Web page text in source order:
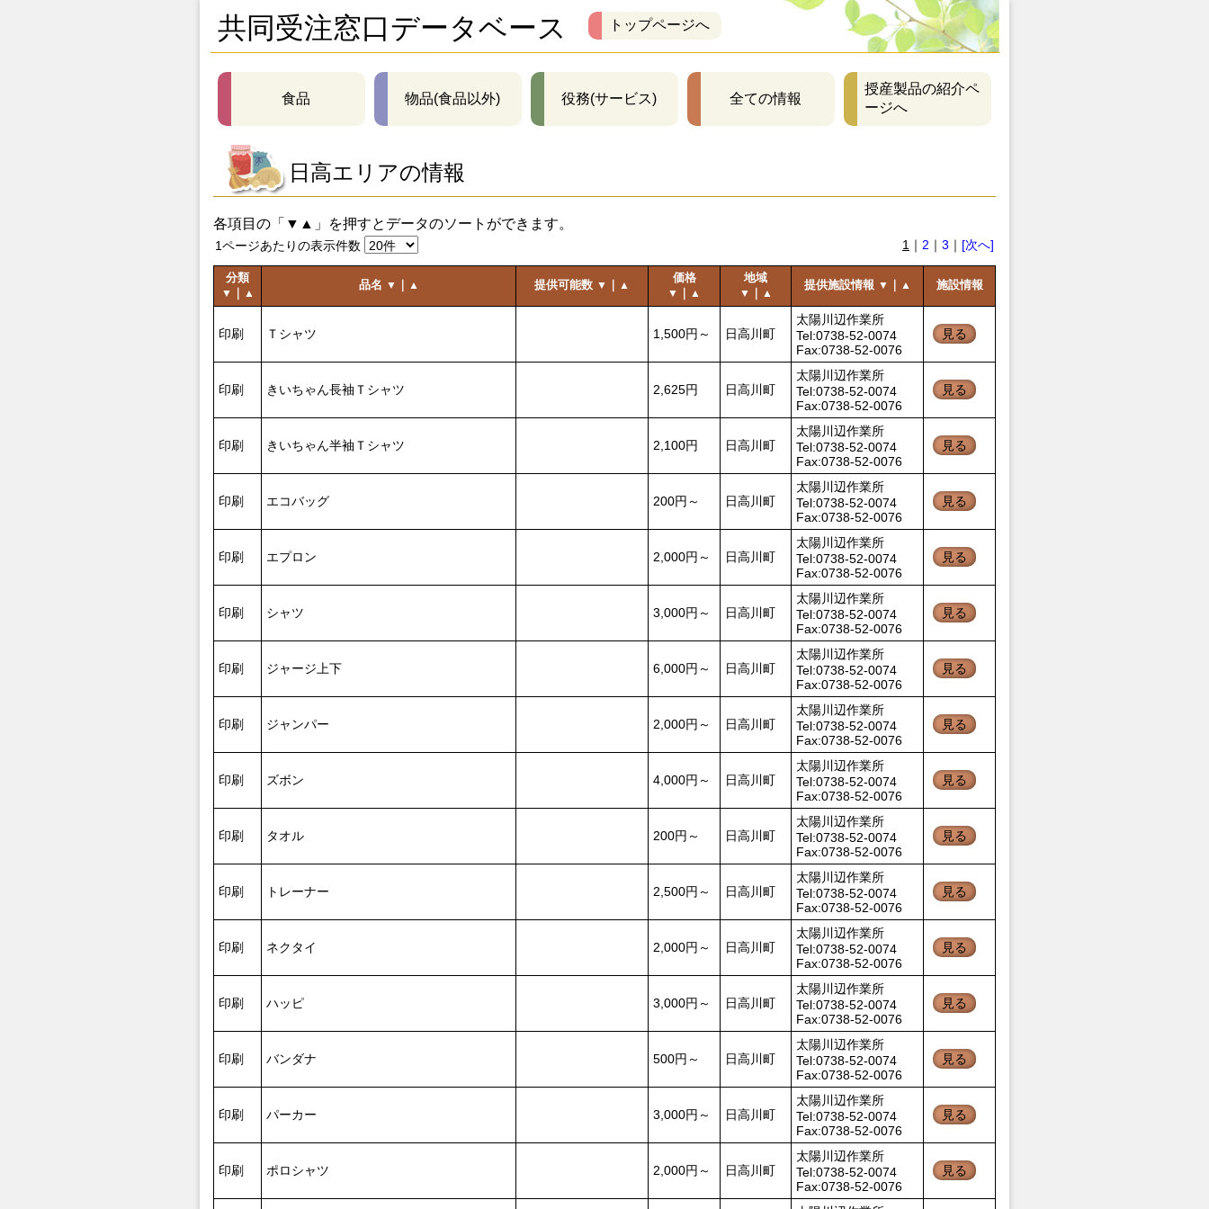
共同受注窓口データベース トップページへ
食品 物品(食品以外) 役務(サービス) 全ての情報
授産製品の紹介ペ
ージへ
日高エリアの情報
各項目の「▼▲」を押すとデータのソートができます。
1ページあたりの表示件数 1 ｜ 2 ｜ 3 ｜ [次へ]
分類
▼ ▲
品名 ▼ ▲ 提供可能数 ▼ ▲
価格
▼ ▲
地域
▼ ▲
提供施設情報 ▼ ▲ 施設情報
印刷 Ｔシャツ 1,500円～ 日高川町
太陽川辺作業所
Tel:0738-52-0074
Fax:0738-52-0076
見る
印刷 きいちゃん長袖Ｔシャツ 2,625円 日高川町
太陽川辺作業所
Tel:0738-52-0074
Fax:0738-52-0076
見る
印刷 きいちゃん半袖Ｔシャツ 2,100円 日高川町
太陽川辺作業所
Tel:0738-52-0074
Fax:0738-52-0076
見る
印刷 エコバッグ 200円～ 日高川町
太陽川辺作業所
Tel:0738-52-0074
Fax:0738-52-0076
見る
印刷 エプロン 2,000円～ 日高川町
太陽川辺作業所
Tel:0738-52-0074
Fax:0738-52-0076
見る
印刷 シャツ 3,000円～ 日高川町
太陽川辺作業所
Tel:0738-52-0074
Fax:0738-52-0076
見る
印刷 ジャージ上下 6,000円～ 日高川町
太陽川辺作業所
Tel:0738-52-0074
Fax:0738-52-0076
見る
印刷 ジャンパー 2,000円～ 日高川町
太陽川辺作業所
Tel:0738-52-0074
Fax:0738-52-0076
見る
印刷 ズボン 4,000円～ 日高川町
太陽川辺作業所
Tel:0738-52-0074
Fax:0738-52-0076
見る
印刷 タオル 200円～ 日高川町
太陽川辺作業所
Tel:0738-52-0074
Fax:0738-52-0076
見る
印刷 トレーナー 2,500円～ 日高川町
太陽川辺作業所
Tel:0738-52-0074
Fax:0738-52-0076
見る
印刷 ネクタイ 2,000円～ 日高川町
太陽川辺作業所
Tel:0738-52-0074
Fax:0738-52-0076
見る
印刷 ハッピ 3,000円～ 日高川町
太陽川辺作業所
Tel:0738-52-0074
Fax:0738-52-0076
見る
印刷 バンダナ 500円～ 日高川町
太陽川辺作業所
Tel:0738-52-0074
Fax:0738-52-0076
見る
印刷 パーカー 3,000円～ 日高川町
太陽川辺作業所
Tel:0738-52-0074
Fax:0738-52-0076
見る
印刷 ポロシャツ 2,000円～ 日高川町
太陽川辺作業所
Tel:0738-52-0074
Fax:0738-52-0076
見る